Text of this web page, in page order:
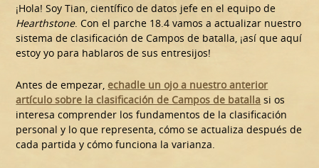
¡Hola! Soy Tian, científico de datos jefe en el equipo de
Hearthstone. Con el parche 18.4 vamos a actualizar nuestro
sistema de clasificación de Campos de batalla, ¡así que aquí
estoy yo para hablaros de sus entresijos!
Antes de empezar,echadle un ojo a nuestro anterior
artículo sobre la clasificación de Campos de batalla si os
interesa comprender los fundamentos de la clasificación
personal y lo que representa, cómo se actualiza después de
cada partida y cómo funciona la varianza.